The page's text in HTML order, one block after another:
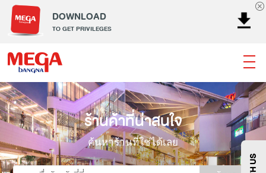
DOWNLOAD
TO GET PRIVILEGES
ธนาคาร ร้านอาหาร เอ็นเตอร์เทนเม้นท์
แฟชั่น
เครื่องประดับ
การตกแต่งบ้าน แม่และเด็ก
ไลฟ์สไตล์
บริการ
เมกา สมาร์ท คิดส์ กีฬา
ซูเปอร์มาร์เก็ต
แกดเจ็ตและเทคโนโลยี
สุขภาพและความงาม
ร้านค้าที่น่าสนใจ
ค้นหาร้านที่ใช่ได้เลย